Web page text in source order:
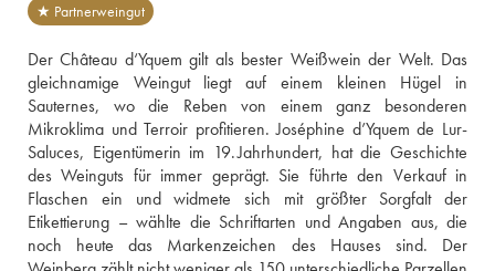
★ Partnerweingut
Der Château d‘Yquem gilt als bester Weißwein der Welt. Das
gleichnamige Weingut liegt auf einem kleinen Hügel in
Sauternes, wo die Reben von einem ganz besonderen
Mikroklima und Terroir profitieren. Joséphine d’Yquem de Lur-
Saluces, Eigentümerin im 19. Jahrhundert, hat die Geschichte
des Weinguts für immer geprägt. Sie führte den Verkauf in
Flaschen ein und widmete sich mit größter Sorgfalt der
Etikettierung – wählte die Schriftarten und Angaben aus, die
noch heute das Markenzeichen des Hauses sind. Der